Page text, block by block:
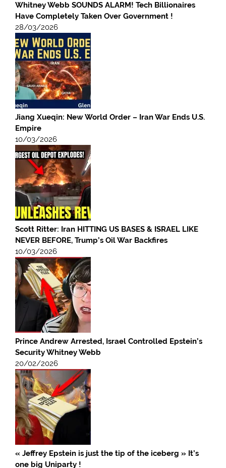
Whitney Webb SOUNDS ALARM! Tech Billionaires
Have Completely Taken Over Government !
28/03/2026
Jiang Xueqin: New World Order – Iran War Ends U.S.
Empire
10/03/2026
Scott Ritter: Iran HITTING US BASES & ISRAEL LIKE
NEVER BEFORE, Trump’s Oil War Backfires
10/03/2026
Prince Andrew Arrested, Israel Controlled Epstein’s
Security Whitney Webb
20/02/2026
« Jeffrey Epstein is just the tip of the iceberg » It’s
one big Uniparty !